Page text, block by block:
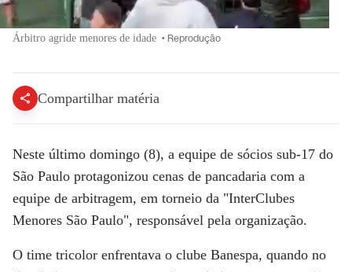
Árbitro agride menores de idade • Reprodução
Compartilhar matéria
Neste último domingo (8), a equipe de sócios sub-17 do
São Paulo protagonizou cenas de pancadaria com a
equipe de arbitragem, em torneio da "InterClubes
Menores São Paulo", responsável pela organização.
O time tricolor enfrentava o clube Banespa, quando no